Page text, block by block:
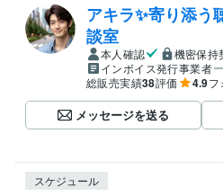
アキラ✨寄り添う
談室
本人確認
機密保持
インボイス発行事業者
総販売実績38評価 4.9フ
メッセージを送る
スケジュール